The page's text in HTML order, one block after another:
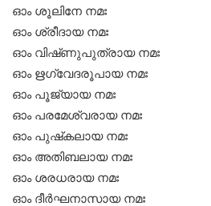
ഓം ശൂലിനേ നമഃ
ഓം ശ്രീദായ നമഃ
ഓം വിഷ്‌ണുപുത്രായ നമഃ
ഓം ഋഗ്വേദരൂപായ നമഃ
ഓം പൂജ്യായ നമഃ
ഓം പരമേശ്വരായ നമഃ
ഓം പുഷ്‌കലായ നമഃ
ഓം അതിബലായ നമഃ
ഓം ശരധരായ നമഃ
ഓം ദീര്‍ഘനാസായ നമഃ